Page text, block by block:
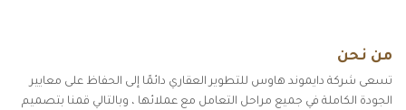
من نحن
تسعى شركة دايموند هاوس للتطوير العقاري دائمًا إلى الحفاظ على معايير
الجودة الكاملة في جميع مراحل التعامل مع عملائها ، وبالتالي قمنا بتصميم